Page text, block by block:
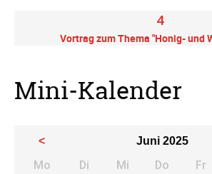
4
Vortrag zum Thema "Honig- und
Mini-Kalender
< Juni 2025
Mo Di enstag
Mi ttwoch
Do nnerstag
Fr